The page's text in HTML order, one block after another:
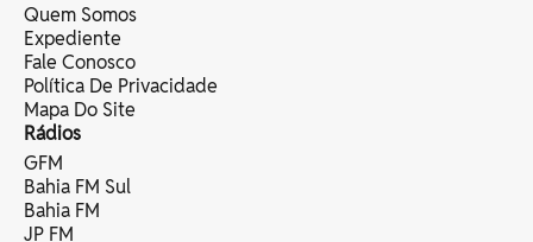
Quem Somos
Expediente
Fale Conosco
Política De Privacidade
Mapa Do Site
Rádios
GFM
Bahia FM Sul
Bahia FM
JP FM